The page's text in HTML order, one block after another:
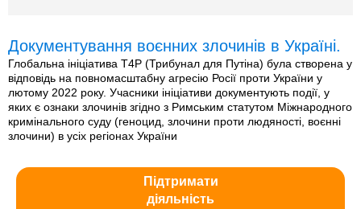
Документування воєнних злочинів в Україні.
Глобальна ініціатива T4P (Трибунал для Путіна) була створена у
відповідь на повномасштабну агресію Росії проти України у
лютому 2022 року. Учасники ініціативи документують події, у
яких є ознаки злочинів згідно з Римським статутом Міжнародного
кримінального суду (геноцид, злочини проти людяності, воєнні
злочини) в усіх регіонах України
Підтримати
діяльність